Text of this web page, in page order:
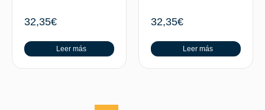
32,35€
Leer más
32,35€
Leer más